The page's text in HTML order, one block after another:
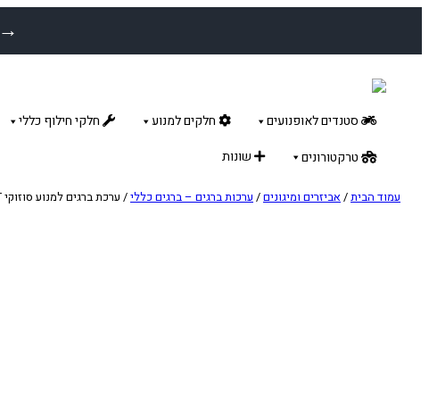
→
סטנדים לאופנועים חלקים למנוע חלקי חילוף כללי
טרקטורונים
שונות
עמוד הבית/אביזרים ומיגונים/ ערכות ברגים – ברגים כללי/ ערכת ברגים למנוע סוזוקי BOLT